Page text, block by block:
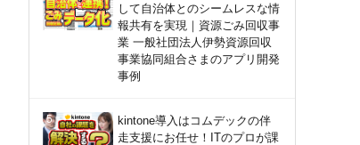
して自治体とのシームレスな情
報共有を実現｜資源ごみ回収事
業 一般社団法人伊勢資源回収
事業協同組合さまのアプリ開発
事例
kintone導入はコムデックの伴
走支援にお任せ！ITのプロが課